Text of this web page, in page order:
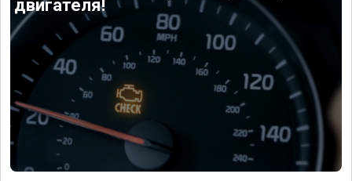
двигателя!